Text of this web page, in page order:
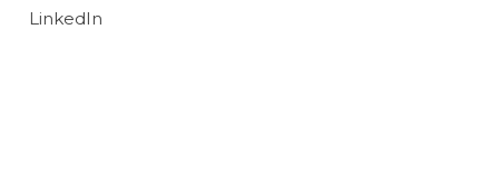
LinkedIn